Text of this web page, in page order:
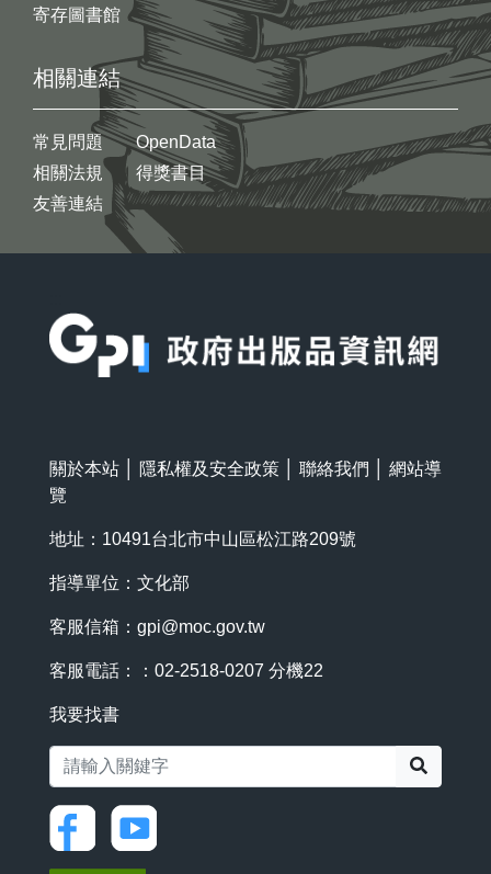
寄存圖書館
相關連結
常見問題
相關法規
友善連結
OpenData
得獎書目
關於本站 隱私權及安全政策 聯絡我們
網站導
覽
地址：10491台北市中山區松江路209號
指導單位：文化部
客服信箱： gpi@moc.gov.tw
客服電話：：02-2518-0207 分機22
我要找書